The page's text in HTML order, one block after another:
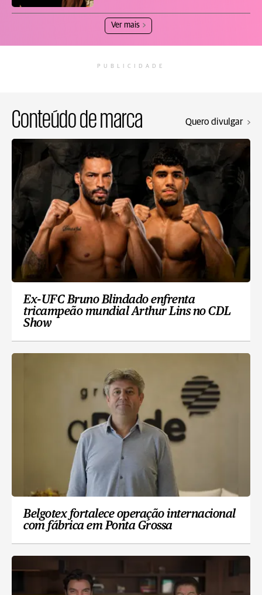
Ver mais
PUBLICIDADE
Conteúdo de marca Quero divulgar
Ex-UFC Bruno Blindado enfrenta
tricampeão mundial Arthur Lins no CDL
Show
Belgotex fortalece operação internacional
com fábrica em Ponta Grossa